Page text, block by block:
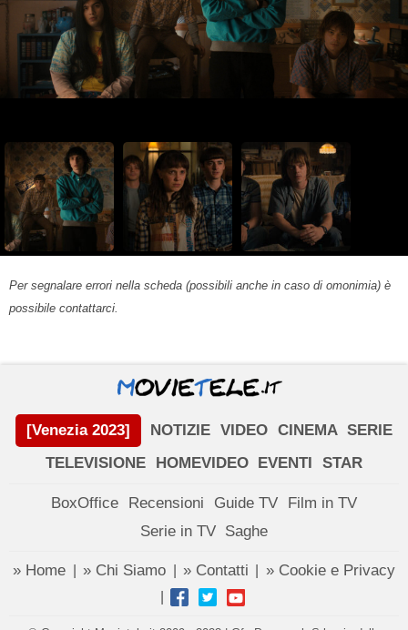
Per segnalare errori nella scheda (possibili anche in caso di omonimia) è
possibile contattarci.
[Venezia 2023] NOTIZIE VIDEO CINEMA SERIE
TELEVISIONE
HOMEVIDEO EVENTI STAR
BoxOffice Recensioni Guide TV
Film in TV
Serie in TV Saghe
» Home » Chi Siamo » Contatti » Cookie e Privacy
|